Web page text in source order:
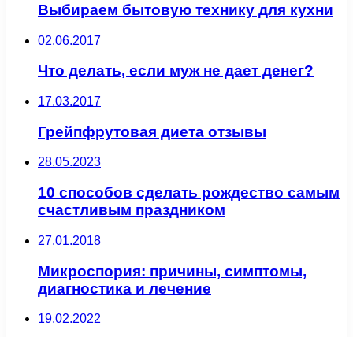
Выбираем бытовую технику для кухни
02.06.2017
Что делать, если муж не дает денег?
17.03.2017
Грейпфрутовая диета отзывы
28.05.2023
10 способов сделать рождество самым
счастливым праздником
27.01.2018
Микроспория: причины, симптомы,
диагностика и лечение
19.02.2022